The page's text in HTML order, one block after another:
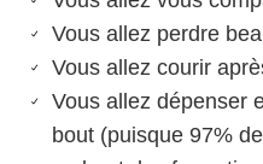
Vous allez perdre
Vous allez courir
Vous allez dépenser
bout (puisque 97%